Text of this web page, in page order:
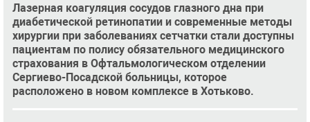
Лазерная коагуляция сосудов глазного дна при
диабетической ретинопатии и современные методы
хирургии при заболеваниях сетчатки стали доступны
пациентам по полису обязательного медицинского
страхования в Офтальмологическом отделении
Сергиево-Посадской больницы, которое
расположено в новом комплексе в Хотьково.